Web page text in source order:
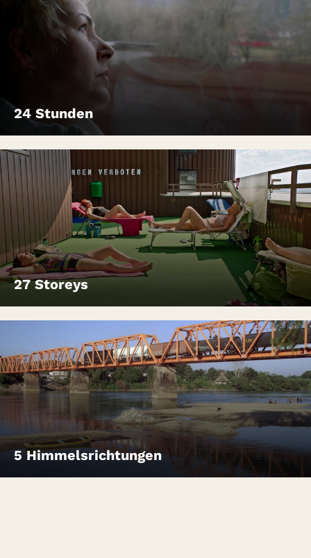
24 Stunden
27 Storeys
5 Himmelsrichtungen